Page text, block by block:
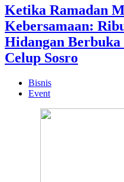
Ketika Ramadan
Kebersamaan:
Hidangan
Celup Sosro
Bisnis
Event